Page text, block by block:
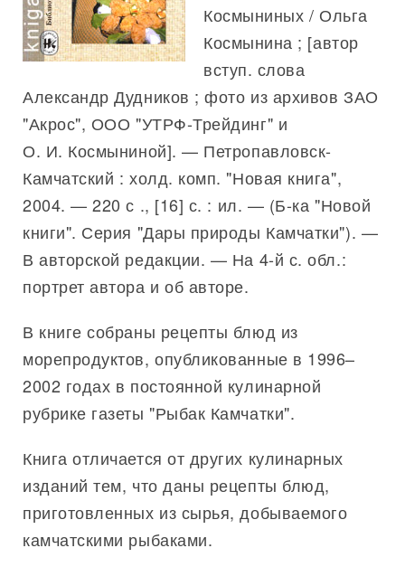
Космыниных / Ольга
Космынина ; [автор
вступ. слова
Александр Дудников ; фото из архивов ЗАО
"Акрос", ООО "УТРФ-Трейдинг" и
О. И. Космыниной]. — Петропавловск-
Камчатский : холд. комп. "Новая книга",
2004. — 220 с ., [16] с. : ил. — (Б-ка "Новой
книги". Серия "Дары природы Камчатки"). —
В авторской редакции. — На 4-й с. обл.:
портрет автора и об авторе.
В книге собраны рецепты блюд из
морепродуктов, опубликованные в 1996–
2002 годах в постоянной кулинарной
рубрике газеты "Рыбак Камчатки".
Книга отличается от других кулинарных
изданий тем, что даны рецепты блюд,
приготовленных из сырья, добываемого
камчатскими рыбаками.